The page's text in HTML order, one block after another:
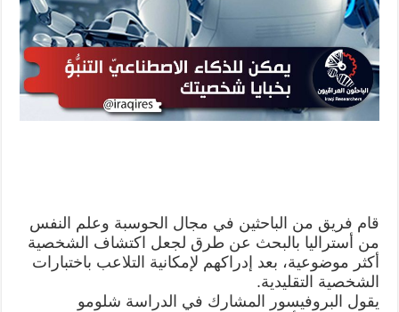
قام فريق من الباحثين في مجال الحوسبة وعلم النفس
من أستراليا بالبحث عن طرق لجعل اكتشاف الشخصية
أكثر موضوعية، بعد إدراكهم لإمكانية التلاعب باختبارات
الشخصية التقليدية.
يقول البروفيسور المشارك في الدراسة شلومو